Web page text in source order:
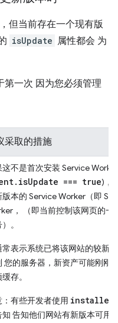
但当前存在一个现有版
isUpdate 属性都会 为
第一次 因为您必须管理
采取的措施
这不是首次安装 Service Worker
=== true)，
版本的 Service Worker（即
， （即当前控制该网页的一
。
常表示系统已将该网站的较新
您的服务器，新资产可能刚刚
存。
：有些开发者使用 installed
知 告知他们网站有新版本可用